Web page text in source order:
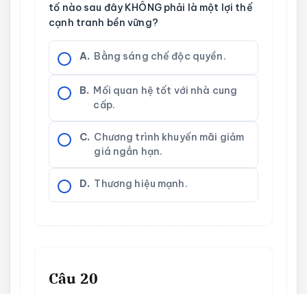
tố nào sau đây KHÔNG phải là một lợi thế
cạnh tranh bền vững?
A. Bằng sáng chế độc quyền.
B. Mối quan hệ tốt với nhà cung
cấp.
C. Chương trình khuyến mãi giảm
giá ngắn hạn.
D. Thương hiệu mạnh.
Câu 20